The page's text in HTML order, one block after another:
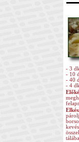
- 3
- 10
- 40
- 4